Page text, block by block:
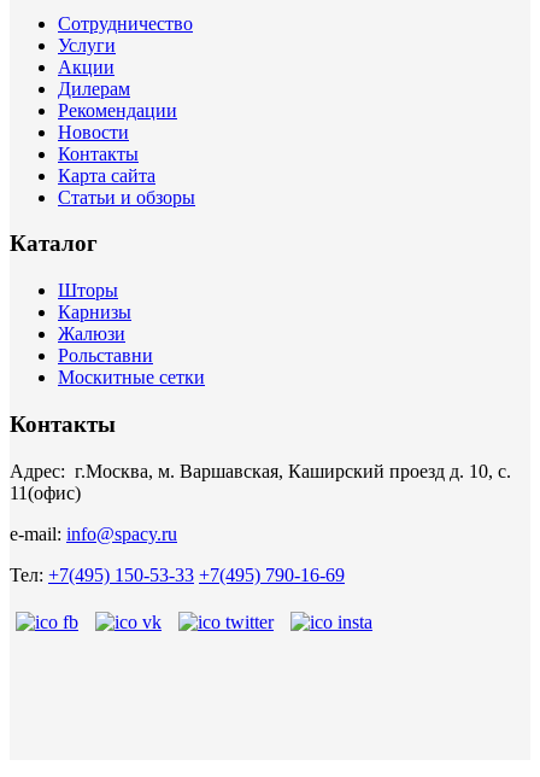
Сотрудничество
Услуги
Акции
Дилерам
Рекомендации
Новости
Контакты
Карта сайта
Статьи и обзоры
Каталог
Шторы
Карнизы
Жалюзи
Рольставни
Москитные сетки
Контакты
Адрес: г.Москва, м. Варшавская, Каширский проезд д. 10, с.
11(офис)
e-mail: info@spacy.ru
Тел: +7(495) 150-53-33 +7(495) 790-16-69